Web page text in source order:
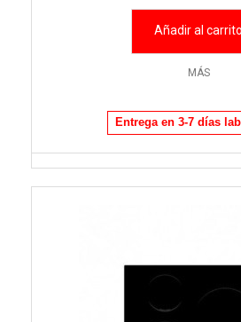
Añadir al carrito
MÁS
Entrega en 3-7 días